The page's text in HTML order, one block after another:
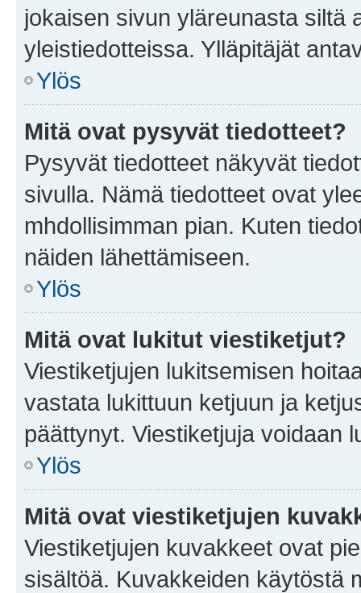
jokaisen sivun yläreunasta siltä
yleistiedotteissa. Ylläpitäjät
Ylös
Mitä ovat pysyvät tiedotteet?
Pysyvät tiedotteet näkyvät
sivulla. Nämä tiedotteet ovat
mhdollisimman pian. Kuten
näiden lähettämiseen.
Ylös
Mitä ovat lukitut viestiketjut?
Viestiketjujen lukitsemisen
vastata lukittuun ketjuun ja
päättynyt. Viestiketjuja voidaan
Ylös
Mitä ovat viestiketjujen
Viestiketjujen kuvakkeet ovat
sisältöä. Kuvakkeiden käytöstä